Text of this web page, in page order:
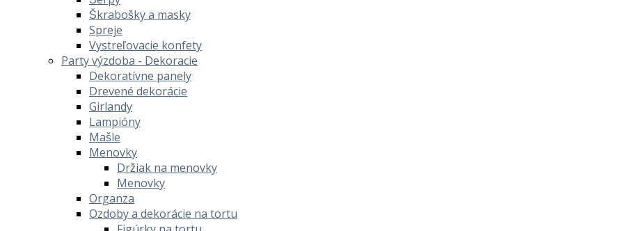
Škrabošky a masky
Spreje
Vystreľovacie konfety
Party výzdoba - Dekoracie
Dekoratívne panely
Drevené dekorácie
Girlandy
Lampióny
Mašle
Menovky
Držiak na menovky
Menovky
Organza
Ozdoby a dekorácie na tortu